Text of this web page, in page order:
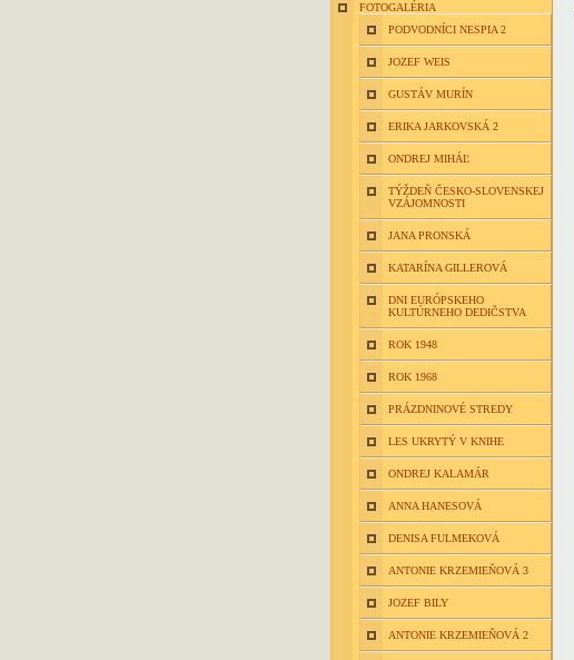
FOTOGALÉRIA
PODVODNÍCI NESPIA 2
JOZEF WEIS
GUSTÁV MURÍN
ERIKA JARKOVSKÁ 2
ONDREJ MIHÁĽ
TÝŽDEŇ ČESKO-SLOVENSKEJ
VZÁJOMNOSTI
JANA PRONSKÁ
KATARÍNA GILLEROVÁ
DNI EURÓPSKEHO
KULTÚRNEHO DEDIČSTVA
ROK 1948
ROK 1968
PRÁZDNINOVÉ STREDY
LES UKRYTÝ V KNIHE
ONDREJ KALAMÁR
ANNA HANESOVÁ
DENISA FULMEKOVÁ
ANTONIE KRZEMIEŇOVÁ 3
JOZEF BILY
ANTONIE KRZEMIEŇOVÁ 2